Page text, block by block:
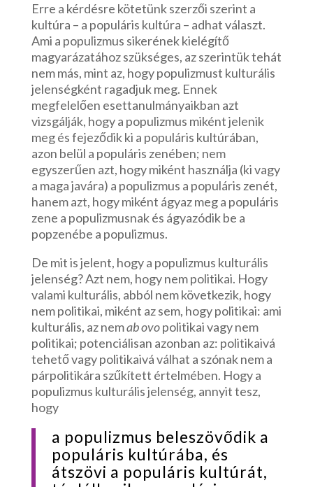
Erre a kérdésre kötetünk szerzői szerint a
kultúra – a populáris kultúra – adhat választ.
Ami a populizmus sikerének kielégítő
magyarázatához szükséges, az szerintük tehát
nem más, mint az, hogy populizmust kulturális
jelenségként ragadjuk meg. Ennek
megfelelően esettanulmányaikban azt
vizsgálják, hogy a populizmus miként jelenik
meg és fejeződik ki a populáris kultúrában,
azon belül a populáris zenében; nem
egyszerűen azt, hogy miként használja (ki vagy
a maga javára) a populizmus a populáris zenét,
hanem azt, hogy miként ágyaz meg a populáris
zene a populizmusnak és ágyazódik be a
popzenébe a populizmus.
De mit is jelent, hogy a populizmus kulturális
jelenség? Azt nem, hogy nem politikai. Hogy
valami kulturális, abból nem következik, hogy
nem politikai, miként az sem, hogy politikai: ami
kulturális, az nemab ovopolitikai vagy nem
politikai; potenciálisan azonban az: politikaivá
tehető vagy politikaivá válhat a szónak nem a
párpolitikára szűkített értelmében. Hogy a
populizmus kulturális jelenség, annyit tesz,
hogy
a populizmus beleszövődik a
populáris kultúrába, és
átszövi a populáris kultúrát,